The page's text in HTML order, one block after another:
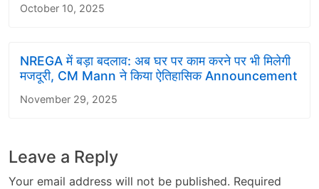
October 10, 2025
NREGA में बड़ा बदलाव: अब घर पर काम करने पर भी मिलेगी
मजदूरी, CM Mann ने किया ऐतिहासिक Announcement
November 29, 2025
Leave a Reply
Your email address will not be published. Required